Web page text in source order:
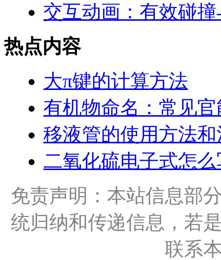
交互动画：有效碰
热点内容
大π键的计算方法
有机物命名：常见
移液管的使用方法
二氧化硫电子式怎
免责声明：本站信息部
统归纳和传递信息，若
联系